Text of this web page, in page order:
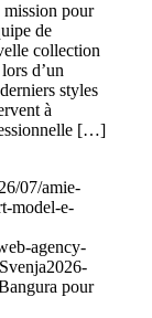
mission pour
de
collection
d’un
styles
à
[…]
07/amie-
model-e-
agency-
Svenja2026-
pour